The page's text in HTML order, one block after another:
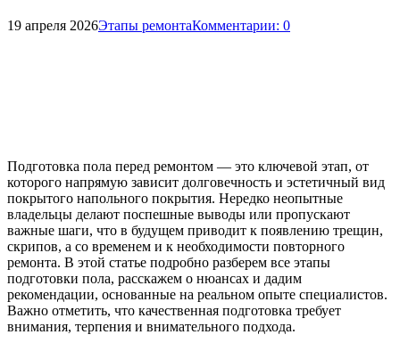
19 апреля 2026Этапы ремонтаКомментарии: 0
Подготовка пола перед ремонтом — это ключевой этап, от
которого напрямую зависит долговечность и эстетичный вид
покрытого напольного покрытия. Нередко неопытные
владельцы делают поспешные выводы или пропускают
важные шаги, что в будущем приводит к появлению трещин,
скрипов, а со временем и к необходимости повторного
ремонта. В этой статье подробно разберем все этапы
подготовки пола, расскажем о нюансах и дадим
рекомендации, основанные на реальном опыте специалистов.
Важно отметить, что качественная подготовка требует
внимания, терпения и внимательного подхода.